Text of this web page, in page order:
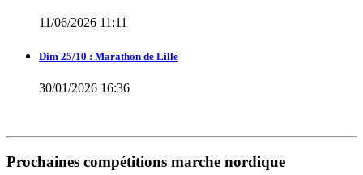
11/06/2026 11:11
Dim 25/10 : Marathon de Lille
30/01/2026 16:36
Prochaines compétitions marche nordique